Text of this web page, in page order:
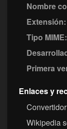
Nombre
Extensión:
Tipo MIME:
Primera
Enlaces y
Wikipedia